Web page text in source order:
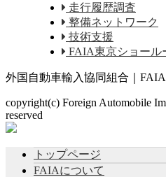
走行履歴調査
整備ネットワーク
技術支援
FAIA東京ショール
外国自動車輸入協同組合｜FAIA
copyright(c) Foreign Automobile
reserved
トップページ
FAIAについて